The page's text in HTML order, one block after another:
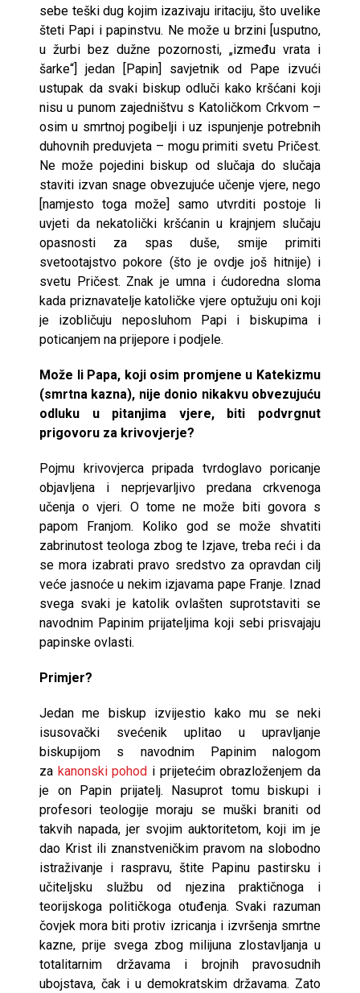
sebe teški dug kojim izazivaju iritaciju, što uvelike
šteti Papi i papinstvu. Ne može u brzini [usputno,
u žurbi bez dužne pozornosti, „između vrata i
šarke“] jedan [Papin] savjetnik od Pape izvući
ustupak da svaki biskup odluči kako kršćani koji
nisu u punom zajedništvu s Katoličkom Crkvom –
osim u smrtnoj pogibelji i uz ispunjenje potrebnih
duhovnih preduvjeta – mogu primiti svetu Pričest.
Ne može pojedini biskup od slučaja do slučaja
staviti izvan snage obvezujuće učenje vjere, nego
[namjesto toga može] samo utvrditi postoje li
uvjeti da nekatolički kršćanin u krajnjem slučaju
opasnosti za spas duše, smije primiti
svetootajstvo pokore (što je ovdje još hitnije) i
svetu Pričest. Znak je umna i ćudoredna sloma
kada priznavatelje katoličke vjere optužuju oni koji
je izobličuju neposluhom Papi i biskupima i
poticanjem na prijepore i podjele.
Može li Papa, koji osim promjene u Katekizmu
(smrtna kazna), nije donio nikakvu obvezujuću
odluku u pitanjima vjere, biti podvrgnut
prigovoru za krivovjerje?
Pojmu krivovjerca pripada tvrdoglavo poricanje
objavljena i neprjevarljivo predana crkvenoga
učenja o vjeri. O tome ne može biti govora s
papom Franjom. Koliko god se može shvatiti
zabrinutost teologa zbog te Izjave, treba reći i da
se mora izabrati pravo sredstvo za opravdan cilj
veće jasnoće u nekim izjavama pape Franje. Iznad
svega svaki je katolik ovlašten suprotstaviti se
navodnim Papinim prijateljima koji sebi prisvajaju
papinske ovlasti.
Primjer?
Jedan me biskup izvijestio kako mu se neki
isusovački svećenik uplitao u upravljanje
biskupijom s navodnim Papinim nalogom
za kanonski pohod i prijetećim obrazloženjem da
je on Papin prijatelj. Nasuprot tomu biskupi i
profesori teologije moraju se muški braniti od
takvih napada, jer svojim auktoritetom, koji im je
dao Krist ili znanstveničkim pravom na slobodno
istraživanje i raspravu, štite Papinu pastirsku i
učiteljsku službu od njezina praktičnoga i
teorijskoga političkoga otuđenja. Svaki razuman
čovjek mora biti protiv izricanja i izvršenja smrtne
kazne, prije svega zbog milijuna zlostavljanja u
totalitarnim državama i brojnih pravosudnih
ubojstava, čak i u demokratskim državama. Zato